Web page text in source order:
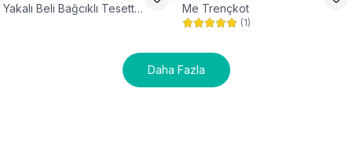
Yakalı Beli Bağcıklı Tesettür
Me Trençkot
(1)
Daha Fazla